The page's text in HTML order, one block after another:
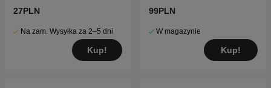
27PLN
Na zam. Wysyłka za 2–5 dni
Kup!
99PLN
W magazynie
Kup!